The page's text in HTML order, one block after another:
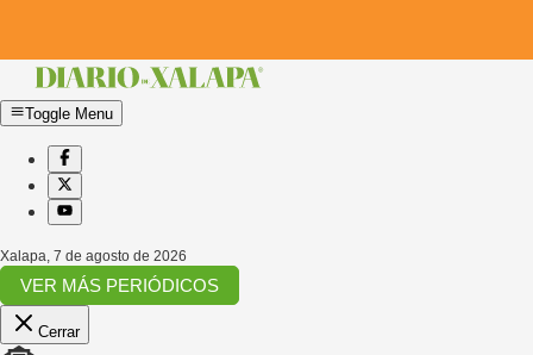
Toggle Menu
Xalapa, 7 de agosto de 2026
VER MÁS PERIÓDICOS
Cerrar